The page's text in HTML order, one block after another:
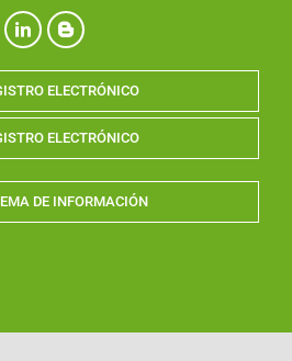
ELECTRÓNICO
ELECTRÓNICO
DE INFORMACIÓN